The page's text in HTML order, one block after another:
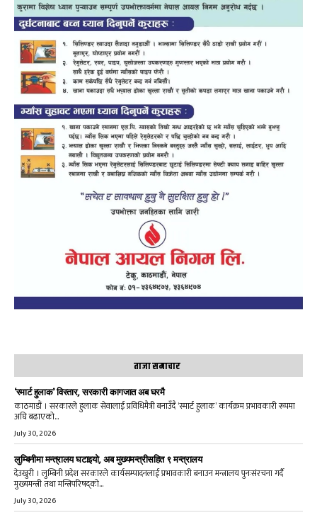
ताजा समाचार
‘स्मार्ट हुलाक’ विस्तार, सरकारी कागजात अब घरमै
काठमाडौं । सरकारले हुलाक सेवालाई प्रविधिमैत्री बनाउँदै ‘स्मार्ट हुलाक’ कार्यक्रम प्रभावकारी रूपमा
अघि बढाएको...
July 30, 2026
लुम्बिनीमा मन्त्रालय घटाइयो, अब मुख्यमन्त्रीसहित ९ मन्त्रालय
देउखुरी । लुम्बिनी प्रदेश सरकारले कार्यसम्पादनलाई प्रभावकारी बनाउन मन्त्रालय पुनःसंरचना गर्दै
मुख्यमन्त्री तथा मन्त्रिपरिषद्को...
July 30, 2026